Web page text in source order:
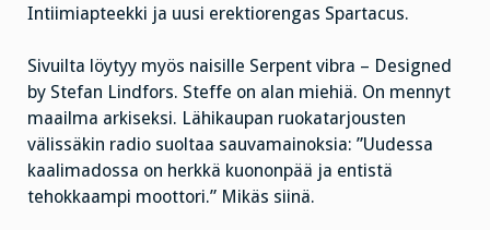
Intiimiapteekki ja uusi erektiorengas Spartacus.
Sivuilta löytyy myös naisille Serpent vibra – Designed
by Stefan Lindfors. Steffe on alan miehiä. On mennyt
maailma arkiseksi. Lähikaupan ruokatarjousten
välissäkin radio suoltaa sauvamainoksia: ”Uudessa
kaalimadossa on herkkä kuononpää ja entistä
tehokkaampi moottori.” Mikäs siinä.